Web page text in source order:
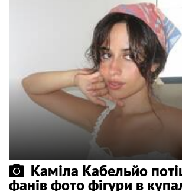
Каміла Кабельйо
фанів фото фігури в